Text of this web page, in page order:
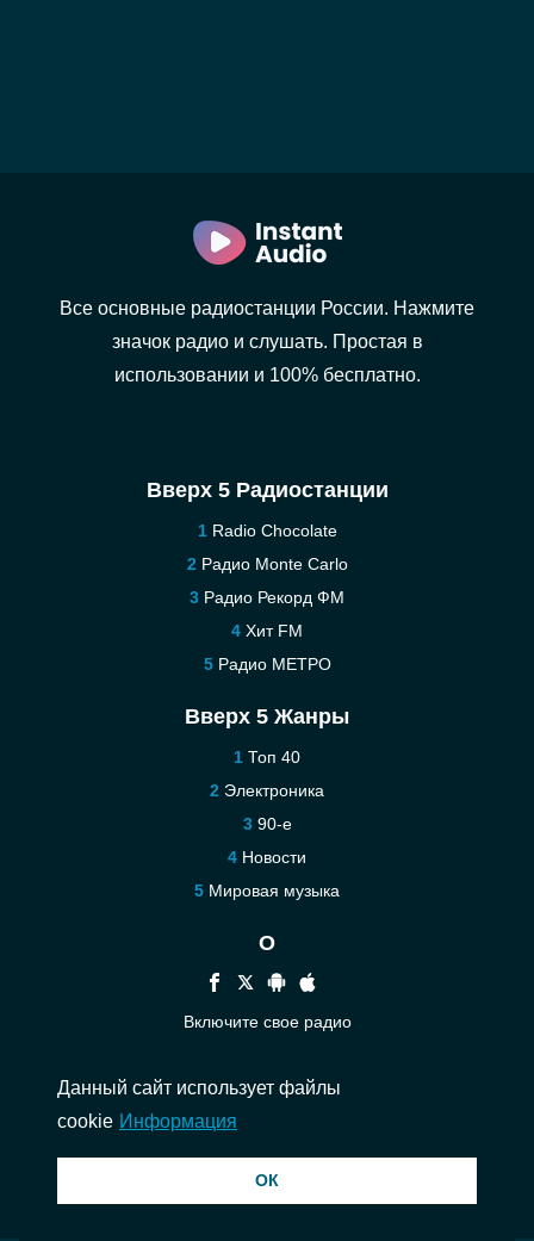
Все основные радиостанции России. Нажмите
значок радио и слушать. Простая в
использовании и 100% бесплатно.
Вверх 5 Радиостанции
Radio Chocolate
Радио Monte Carlo
Радио Рекорд ФМ
Хит FM
Радио МЕТРО
Вверх 5 Жанры
Топ 40
Электроника
90-е
Новости
Мировая музыка
О
Включите свое радио
Связаться
конфиденциальности
Данный сайт использует файлы
cookie Информация
ОК